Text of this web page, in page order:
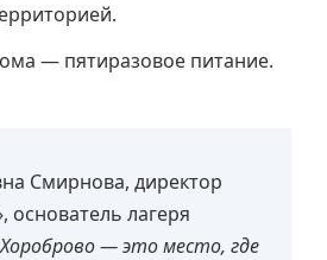
— пятиразовое питание.
Смирнова, директор
лагеря
— это место, где